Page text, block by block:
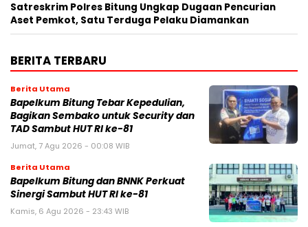
Satreskrim Polres Bitung Ungkap Dugaan Pencurian
Aset Pemkot, Satu Terduga Pelaku Diamankan
BERITA TERBARU
Berita Utama
Bapelkum Bitung Tebar Kepedulian,
Bagikan Sembako untuk Security dan
TAD Sambut HUT RI ke-81
Jumat, 7 Agu 2026 - 00:08 WIB
Berita Utama
Bapelkum Bitung dan BNNK Perkuat
Sinergi Sambut HUT RI ke-81
Kamis, 6 Agu 2026 - 23:43 WIB